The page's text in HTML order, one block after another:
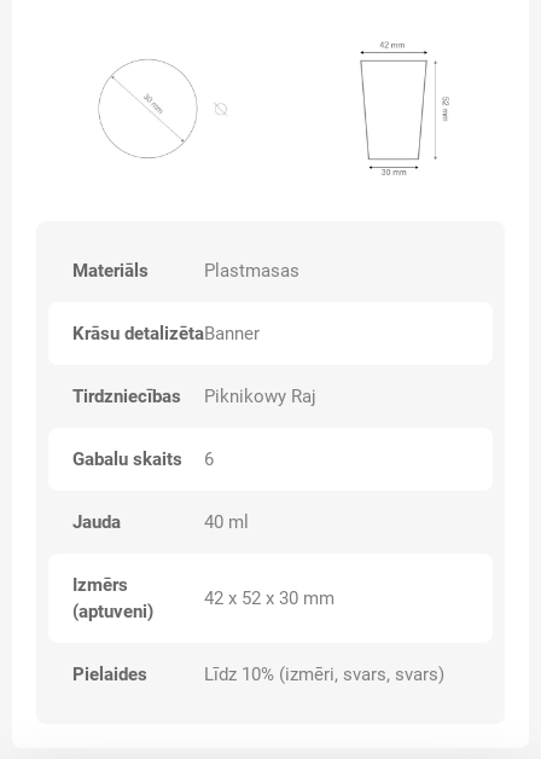
Materiāls Plastmasas
Krāsu detalizētaBanner
Tirdzniecības Piknikowy Raj
Gabalu skaits 6
Jauda 40 ml
Izmērs
(aptuveni)
42 x 52 x 30 mm
Pielaides Līdz 10% (izmēri, svars, svars)